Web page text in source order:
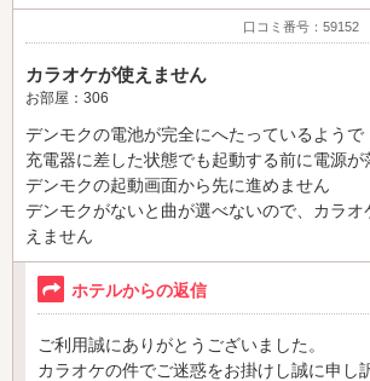
口コミ番号：59152
カラオケが使えません
お部屋：306
デンモクの電池が完全にへたっているようで
充電器に差した状態でも起動する前に電源が
デンモクの起動画面から先に進めません
デンモクがないと曲が選べないので、カラオ
えません
ホテルからの返信
ご利用誠にありがとうございました。
カラオケの件でご迷惑をお掛けし誠に申し